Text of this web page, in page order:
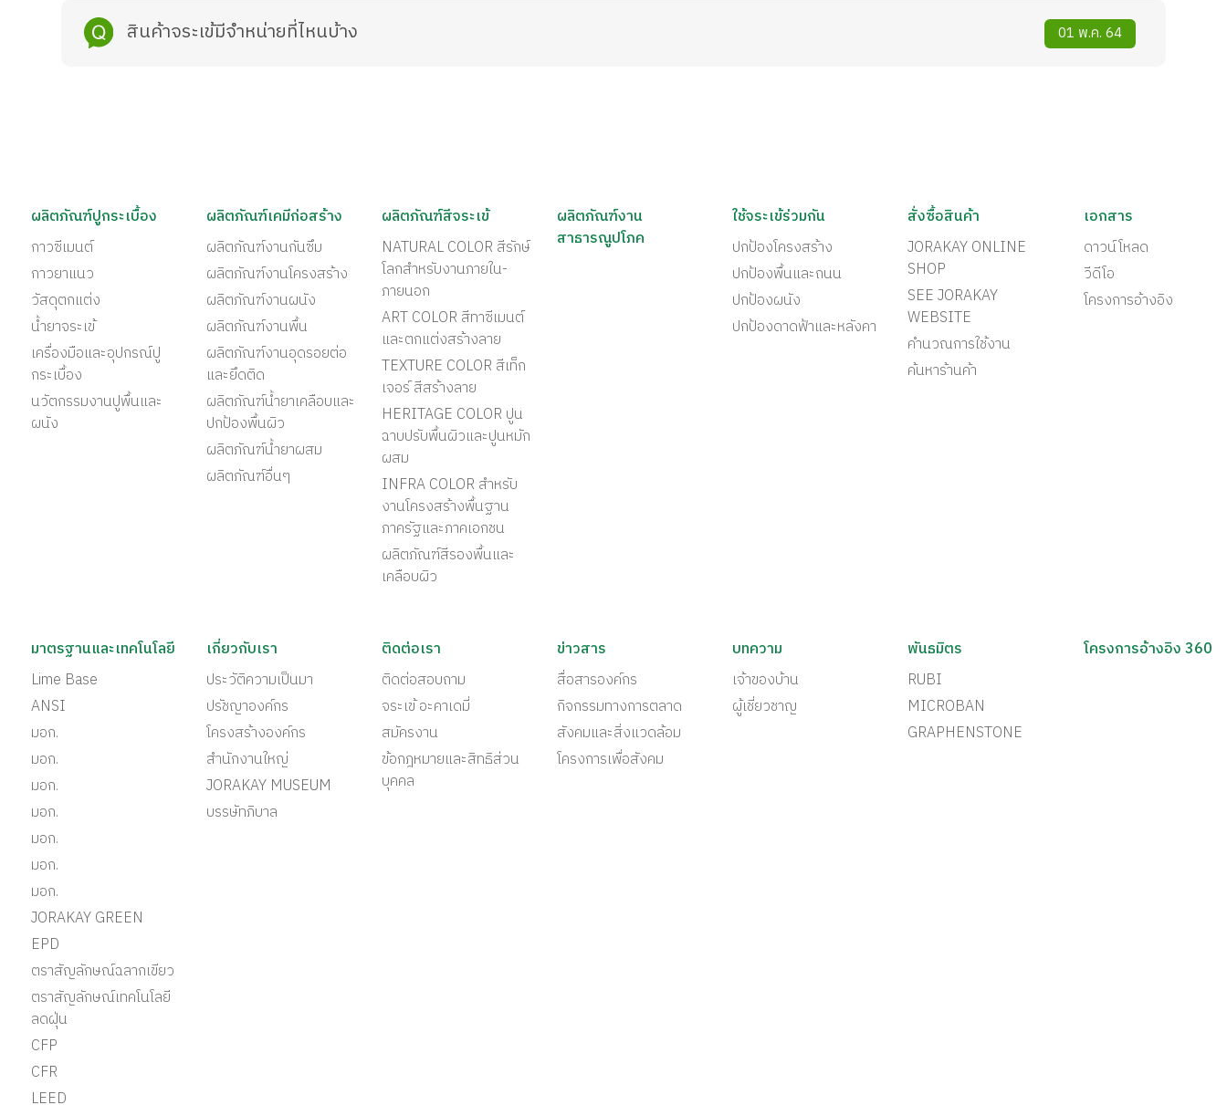
สินค้าจระเข้มีจำหน่ายที่ไหนบ้าง 01 พ.ค. 64
ผลิตภัณฑ์ปูกระเบื้อง
กาวซีเมนต์
กาวยาแนว
วัสดุตกแต่ง
น้ำยาจระเข้
เครื่องมือและอุปกรณ์ปู
กระเบื้อง
นวัตกรรมงานปูพื้นและ
ผนัง
ผลิตภัณฑ์เคมีก่อสร้าง
ผลิตภัณฑ์งานกันซึม
ผลิตภัณฑ์งานโครงสร้าง
ผลิตภัณฑ์งานผนัง
ผลิตภัณฑ์งานพื้น
ผลิตภัณฑ์งานอุดรอยต่อ
และยึดติด
ผลิตภัณฑ์น้ำยาเคลือบและ
ปกป้องพื้นผิว
ผลิตภัณฑ์น้ำยาผสม
ผลิตภัณฑ์อื่นๆ
ผลิตภัณฑ์สีจระเข้
NATURAL COLOR สีรักษ์
โลกสำหรับงานภายใน-
ภายนอก
ART COLOR สีทาซีเมนต์
และตกแต่งสร้างลาย
TEXTURE COLOR สีเท็ก
เจอร์ สีสร้างลาย
HERITAGE COLOR ปูน
ฉาบปรับพื้นผิวและปูนหมัก
ผสม
INFRA COLOR สำหรับ
งานโครงสร้างพื้นฐาน
ภาครัฐและภาคเอกชน
ผลิตภัณฑ์สีรองพื้นและ
เคลือบผิว
ผลิตภัณฑ์งาน
สาธารณูปโภค
ใช้จระเข้ร่วมกัน
ปกป้องโครงสร้าง
ปกป้องพื้นและถนน
ปกป้องผนัง
ปกป้องดาดฟ้าและหลังคา
สั่งซื้อสินค้า
JORAKAY ONLINE
SHOP
SEE JORAKAY
WEBSITE
คำนวณการใช้งาน
ค้นหาร้านค้า
เอกสาร
ดาวน์โหลด
วีดีโอ
โครงการอ้างอิง
มาตรฐานและเทคโนโลยี
Lime Base
ANSI
มอก.
มอก.
มอก.
มอก.
มอก.
มอก.
มอก.
JORAKAY GREEN
EPD
ตราสัญลักษณ์ฉลากเขียว
ตราสัญลักษณ์เทคโนโลยี
ลดฝุ่น
CFP
CFR
LEED
เกี่ยวกับเรา
ประวัติความเป็นมา
ปรัชญาองค์กร
โครงสร้างองค์กร
สำนักงานใหญ่
JORAKAY MUSEUM
บรรษัทภิบาล
ติดต่อเรา
ติดต่อสอบถาม
จระเข้ อะคาเดมี่
สมัครงาน
ข้อกฎหมายและสิทธิส่วน
บุคคล
ข่าวสาร
สื่อสารองค์กร
กิจกรรมทางการตลาด
สังคมและสิ่งแวดล้อม
โครงการเพื่อสังคม
บทความ
เจ้าของบ้าน
ผู้เชี่ยวชาญ
พันธมิตร
RUBI
MICROBAN
GRAPHENSTONE
โครงการอ้างอิง 360